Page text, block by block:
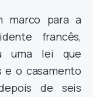
marco para a
francês,
uma lei que
e o casamento
de seis